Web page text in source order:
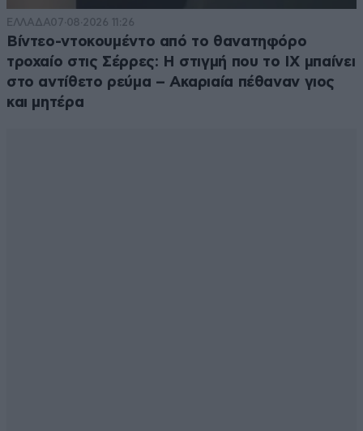
ΕΛΛΑΔΑ07·08·2026 11:26
Βίντεο-ντοκουμέντο από το θανατηφόρο
τροχαίο στις Σέρρες: Η στιγμή που το ΙΧ μπαίνει
στο αντίθετο ρεύμα – Ακαριαία πέθαναν γιος
και μητέρα